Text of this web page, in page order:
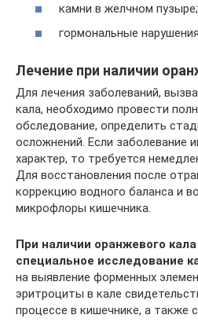
камни в желчном пузыре;
гормональные
Лечение при наличии
Для лечения заболеваний,
кала, необходимо провести
обследование, определить
осложнений. Если заболевание
характер, то требуется
Для восстановления после
коррекцию водного баланса и
микрофлоры кишечника.
При наличии оранжевого
специальное исследование
на выявление форменных
эритроциты в кале
процессе в кишечнике, а